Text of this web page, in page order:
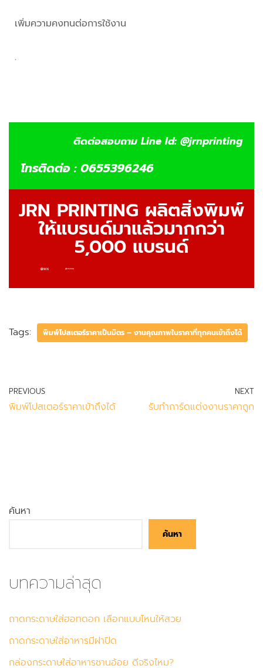
เพิ่มความคงทนต่อการใช้งาน
.
ติดต่อสอบถาม Line Id: @jrnprinting
โทรติดต่อ : 0655396246
JRN PRINTING ผลิตสิ่งพิมพ์
ให้แบรนด์มาแล้วมากกว่า
5,000 แบรนด์
Tags: พิมพ์โปสเตอร์ราคาเป็นมิตร – งานคุณภาพในราคาที่ทุกคนเข้าถึงได้
PREVIOUS
พิมพ์โปสเตอร์ราคาเข้าถึงได้
NEXT
รับทำการ์ดแต่งงานราคาถูก
ค้นหา
ค้นหา
บทความล่าสุด
ถาดกระดาษใส่ฮอทดอก เลือกแบบไหนให้สวย
ถาดกระดาษใส่อาหารมีฝาปิด
กล่องกระดาษใส่อาหารชานอ้อย ดีจริงไหม?